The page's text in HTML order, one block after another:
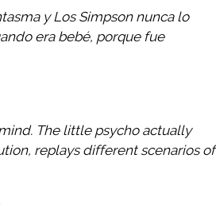
y Los Simpson nunca lo
era bebé, porque fue
The little psycho actually
replays different scenarios of